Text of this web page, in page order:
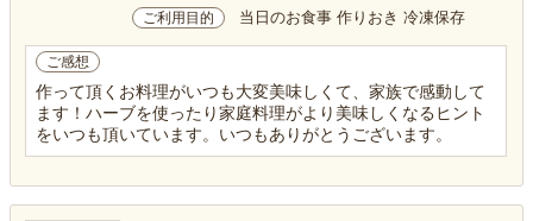
ご利用目的 当日のお食事 作りおき 冷凍保存
ご感想
作って頂くお料理がいつも大変美味しくて、家族で感動して
ます！ハーブを使ったり家庭料理がより美味しくなるヒント
をいつも頂いています。いつもありがとうございます。